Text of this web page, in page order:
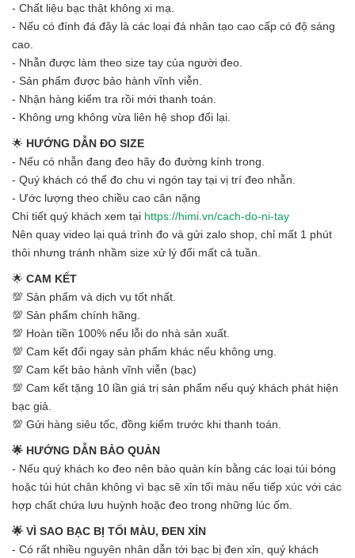
- Chất liệu bạc thật không xi mạ.
- Nếu có đính đá đây là các loại đá nhân tạo cao cấp có độ sáng
cao.
- Nhẫn được làm theo size tay của người đeo.
- Sản phẩm được bảo hành vĩnh viễn.
- Nhận hàng kiểm tra rồi mới thanh toán.
- Không ưng không vừa liên hệ shop đổi lại.
🌟 HƯỚNG DẪN ĐO SIZE
- Nếu có nhẫn đang đeo hãy đo đường kính trong.
- Quý khách có thể đo chu vi ngón tay tại vị trí đeo nhẫn.
- Ước lượng theo chiều cao cân nặng
Chi tiết quý khách xem tại https://himi.vn/cach-do-ni-tay
Nên quay video lại quá trình đo và gửi zalo shop, chỉ mất 1 phút
thôi nhưng tránh nhầm size xử lý đổi mất cả tuần.
🌟 CAM KẾT
💯 Sản phẩm và dịch vụ tốt nhất.
💯 Sản phẩm chính hãng.
💯 Hoàn tiền 100% nếu lỗi do nhà sản xuất.
💯 Cam kết đổi ngay sản phẩm khác nếu không ưng.
💯 Cam kết bảo hành vĩnh viễn (bạc)
💯 Cam kết tặng 10 lần giá trị sản phẩm nếu quý khách phát hiện
bạc giả.
💯 Gửi hàng siêu tốc, đồng kiểm trước khi thanh toán.
🌟 HƯỚNG DẪN BẢO QUẢN
- Nếu quý khách ko đeo nên bảo quản kín bằng các loại túi bóng
hoặc túi hút chân không vì bạc sẽ xỉn tối màu nếu tiếp xúc với các
hợp chất chứa lưu huỳnh hoặc đeo trong những lúc ốm.
🌟 VÌ SAO BẠC BỊ TỐI MÀU, ĐEN XỈN
- Có rất nhiều nguyên nhân dẫn tới bạc bị đen xỉn, quý khách